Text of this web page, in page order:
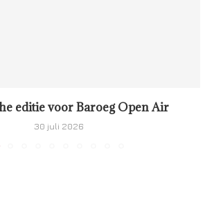
editie voor Baroeg Open Air
30 juli 2026